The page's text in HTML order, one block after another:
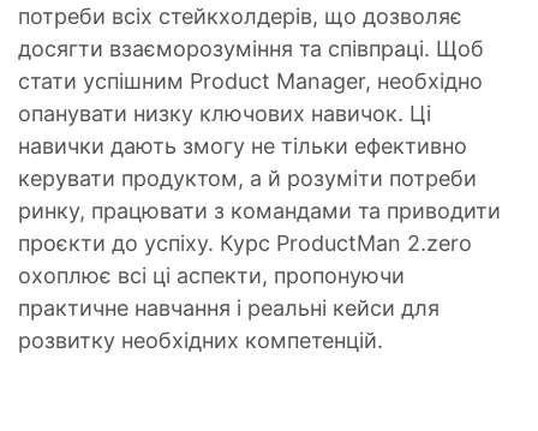
потреби всіх стейкхолдерів, що дозволяє
досягти взаєморозуміння та співпраці. Щоб
стати успішним Product Manager, необхідно
опанувати низку ключових навичок. Ці
навички дають змогу не тільки ефективно
керувати продуктом, а й розуміти потреби
ринку, працювати з командами та приводити
проєкти до успіху. Курс ProductMan 2.zero
охоплює всі ці аспекти, пропонуючи
практичне навчання і реальні кейси для
розвитку необхідних компетенцій.